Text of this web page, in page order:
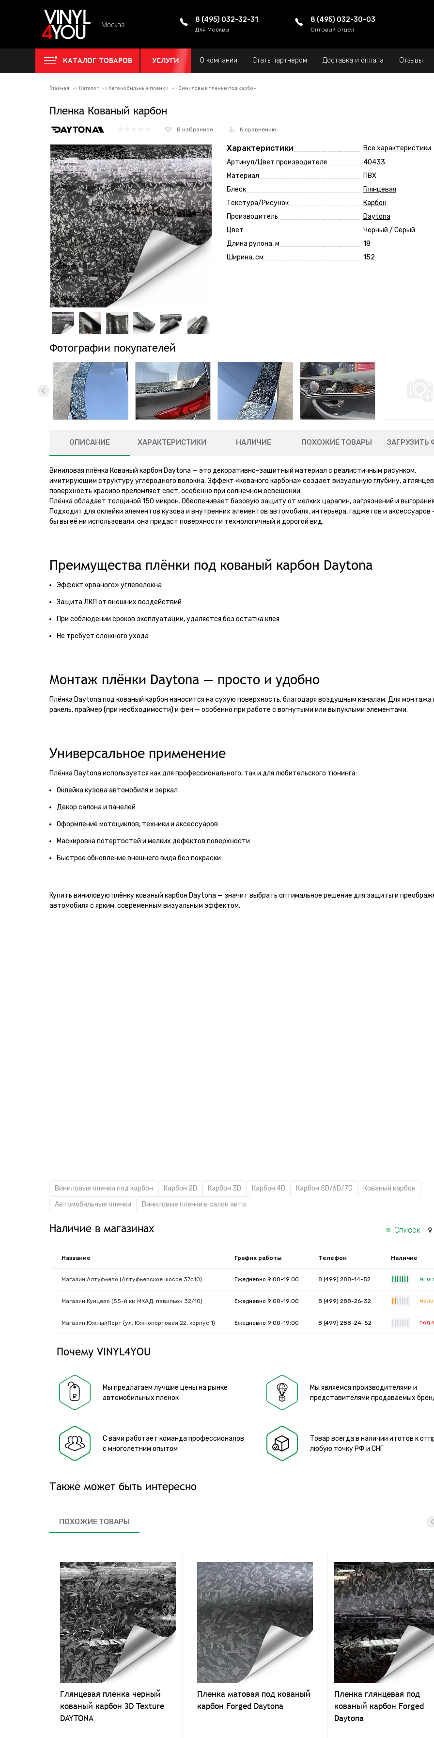
Москва
8 (495) 032-32-31
Для Москвы
8 (495) 032-30-03
Оптовый отдел
КАТАЛОГ ТОВАРОВ УСЛУГИ О компании Стать партнером Доставка и оплата Отзывы
Главная Каталог Автомобильные пленки Виниловые пленки под карбон
Пленка Кованый карбон
В избранное К сравнению
Характеристики
Все характеристики
Артикул/Цвет производителя
40433
Материал
ПВХ
Блеск
Глянцевая
Текстура/Рисунок
Карбон
Производитель
Daytona
Цвет
Черный / Серый
Длина рулона, м
18
Ширина, см
152
Фотографии покупателей
ОПИСАНИЕ ХАРАКТЕРИСТИКИ НАЛИЧИЕ ПОХОЖИЕ ТОВАРЫ ЗАГРУЗИТЬ
Виниловая плёнка Кованый карбон Daytona — это декоративно-защитный материал с реалистичным рисунком,
имитирующим структуру углеродного волокна. Эффект «кованого карбона» создаёт визуальную глубину, а
поверхность красиво преломляет свет, особенно при солнечном освещении.
Плёнка обладает толщиной 150 микрон. Обеспечивает базовую защиту от мелких царапин, загрязнений и
Подходит для оклейки элементов кузова и внутренних элементов автомобиля, интерьера, гаджетов и аксессуаров
бы вы её ни использовали, она придаст поверхности технологичный и дорогой вид.
Преимущества плёнки под кованый карбон Daytona
Эффект «рваного» углеволокна
Защита ЛКП от внешних воздействий
При соблюдении сроков эксплуатации, удаляется без остатка клея
Не требует сложного ухода
Монтаж плёнки Daytona — просто и удобно
Плёнка Daytona под кованый карбон наносится на сухую поверхность, благодаря воздушным каналам. Для
ракель, праймер (при необходимости) и фен — особенно при работе с вогнутыми или выпуклыми элементами.
Универсальное применение
Плёнка Daytona используется как для профессионального, так и для любительского тюнинга:
Оклейка кузова автомобиля и зеркал
Декор салона и панелей
Оформление мотоциклов, техники и аксессуаров
Маскировка потертостей и мелких дефектов поверхности
Быстрое обновление внешнего вида без покраски
Купить виниловую плёнку кованый карбон Daytona — значит выбрать оптимальное решение для защиты и
автомобиля с ярким, современным визуальным эффектом.
Виниловые пленки под карбон Карбон 2D Карбон 3D Карбон 4D Карбон 5D/6D/7D
Кованый карбон
Автомобильные пленки
Виниловые пленки в салон авто
Наличие в магазинах Список
Название График работы Телефон Наличие
Магазин Алтуфьево (Алтуфьевское шоссе 37с10) Ежедневно 9:00-19:00 8 (499) 288-14-52
Магазин Кунцево (55-й км МКАД, павильон 32/10) Ежедневно 9:00-19:00 8 (499) 288-26-32 мало
Магазин ЮжныйПорт (ул. Южнопортовая 22, корпус 1) Ежедневно 9:00-19:00 8 (499) 288-24-52 под
Почему VINYL4YOU
Мы предлагаем лучшие цены на рынке
автомобильных пленок
Мы являемся производителями и
представителями продаваемых
С вами работает команда профессионалов
с многолетним опытом
Товар всегда в наличии и готов к
любую точку РФ и СНГ
Также может быть интересно
ПОХОЖИЕ ТОВАРЫ
Глянцевая пленка черный
кованый карбон 3D Texture
DAYTONA
Пленка матовая под кованый
карбон Forged Daytona
Пленка глянцевая под
кованый карбон Forged
Daytona